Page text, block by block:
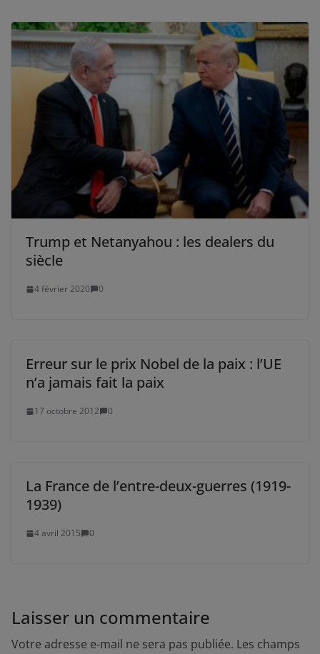
Trump et Netanyahou : les dealers du
siècle
4 février 2020 0
Erreur sur le prix Nobel de la paix : l’UE
n’a jamais fait la paix
17 octobre 2012 0
La France de l’entre-deux-guerres (1919-
1939)
4 avril 2015 0
Laisser un commentaire
Votre adresse e-mail ne sera pas publiée. Les champs